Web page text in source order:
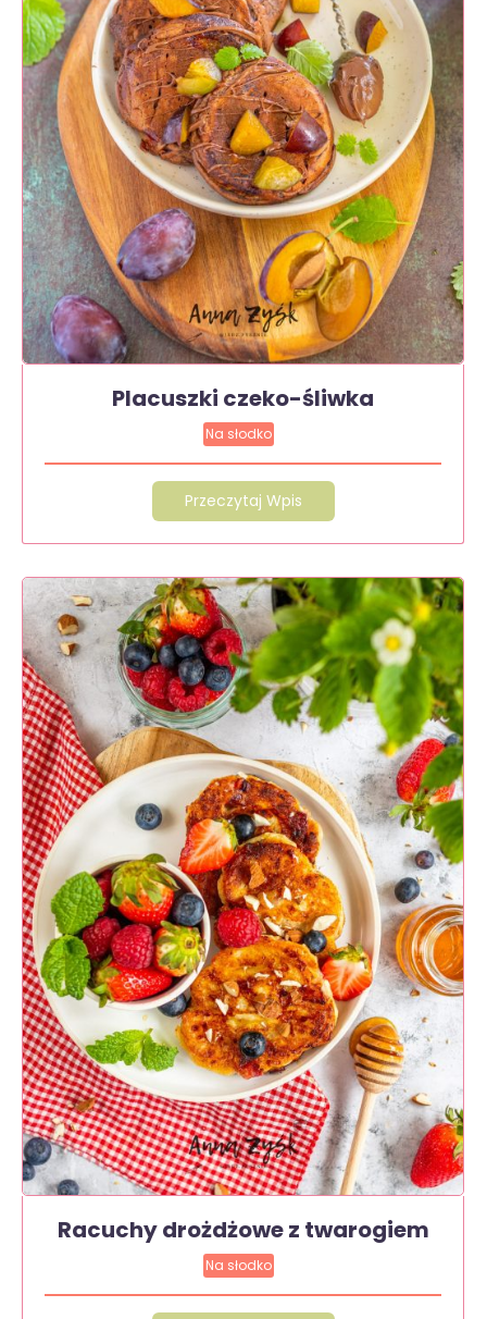
Placuszki czeko-śliwka
Na słodko
Przeczytaj Wpis
Racuchy drożdżowe z twarogiem
Na słodko